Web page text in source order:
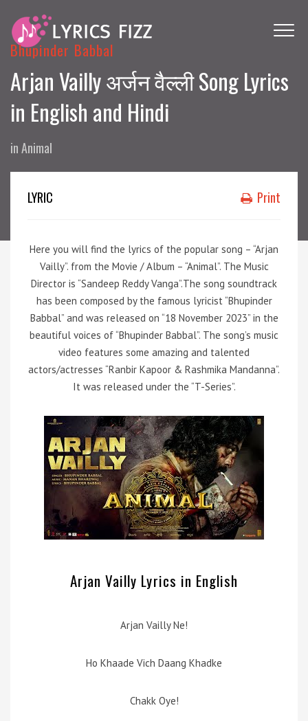
Bhupinder Babbal
Arjan Vailly अर्जन वैल्ली Song Lyrics
in English and Hindi
inAnimal
LYRIC Print
Here you will find the lyrics of the popular song – “Arjan
Vailly”. from the Movie / Album – “Animal”. The Music
Director is “Sandeep Reddy Vanga”.The song soundtrack
has been composed by the famous lyricist “Bhupinder
Babbal” and was released on “18 November 2023” in the
beautiful voices of “Bhupinder Babbal”. The song’s music
video features some amazing and talented
actors/actresses “Ranbir Kapoor & Rashmika Mandanna”.
It was released under the “T-Series”.
Arjan Vailly Lyrics in English
Arjan Vailly Ne!
Ho Khaade Vich Daang Khadke
Chakk Oye!